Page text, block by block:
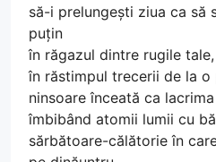
să-i prelungești ziua ca să
puțin
în răgazul dintre rugile tale,
în răstimpul trecerii de la o
ninsoare înceată ca
îmbibând atomii lumii cu
sărbătoare-călătorie în